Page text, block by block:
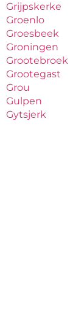
Grijpskerke
Groenlo
Groesbeek
Groningen
Grootebroek
Grootegast
Grou
Gulpen
Gytsjerk